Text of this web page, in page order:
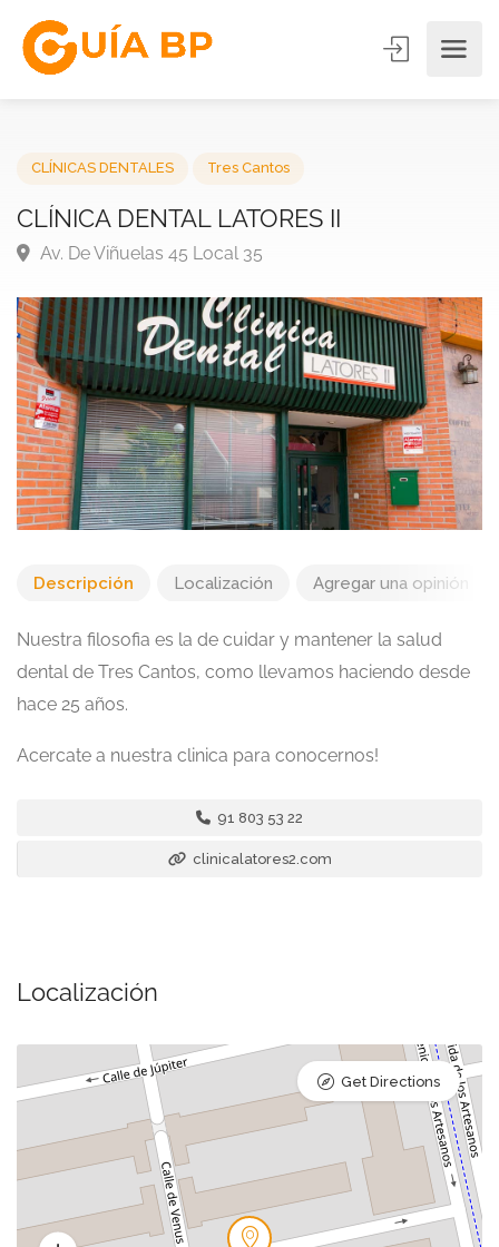
CLÍNICA DENTAL LATORES II
Descripción Localización Agregar una opinión
Nuestra filosofia es la de cuidar y mantener la salud
dental de Tres Cantos, como llevamos haciendo desde
hace 25 años.
Acercate a nuestra clinica para conocernos!
91 803 53 22
clinicalatores2.com
Localización
Get Directions